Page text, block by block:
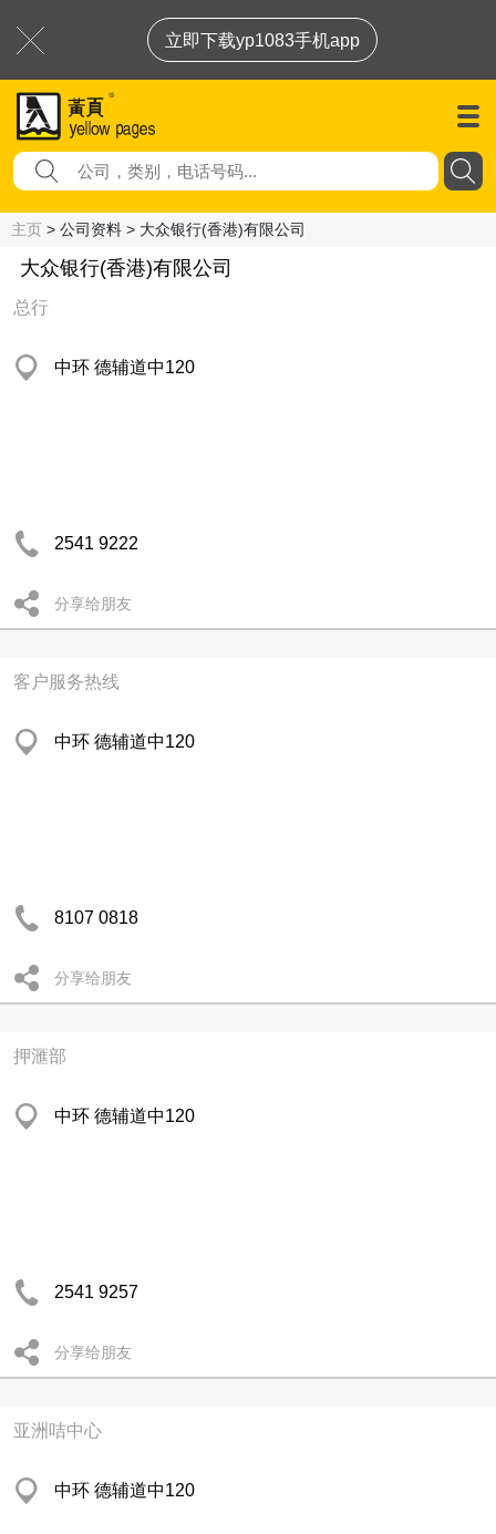
立即下载yp1083手机app
主页 > 公司资料 > 大众银行(香港)有限公司
大众银行(香港)有限公司
总行
中环 德辅道中120
2541 9222
分享给朋友
客户服务热线
中环 德辅道中120
8107 0818
分享给朋友
押滙部
中环 德辅道中120
2541 9257
分享给朋友
亚洲咭中心
中环 德辅道中120